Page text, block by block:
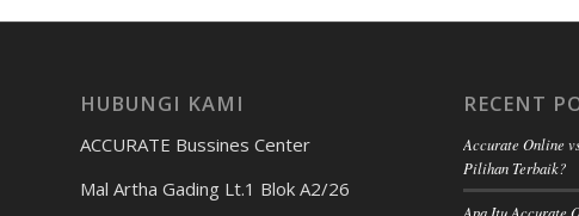
HUBUNGI KAMI
ACCURATE Bussines Center
Mal Artha Gading Lt.1 Blok A2/26
RECENT
Accurate Online
Pilihan Terbaik?